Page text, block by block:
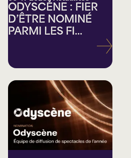
ODYSCÈNE : FIER
D’ÊTRE NOMINÉ
PARMI LES FI...